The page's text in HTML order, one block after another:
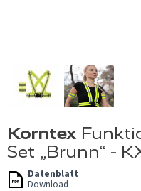
Korntex
Set „Brunn“ -
Datenblatt
Download